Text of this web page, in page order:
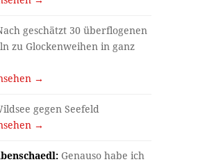
geschätzt 30 überflogenen
zu Glockenweihen in ganz
→
gegen Seefeld
→
Genauso habe ich